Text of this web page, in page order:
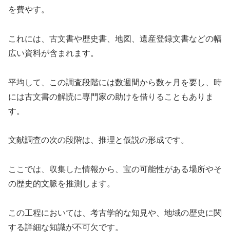
を費やす。
これには、古文書や歴史書、地図、遺産登録文書などの幅
広い資料が含まれます。
平均して、この調査段階には数週間から数ヶ月を要し、時
には古文書の解読に専門家の助けを借りることもありま
す。
文献調査の次の段階は、推理と仮説の形成です。
ここでは、収集した情報から、宝の可能性がある場所やそ
の歴史的文脈を推測します。
この工程においては、考古学的な知見や、地域の歴史に関
する詳細な知識が不可欠です。